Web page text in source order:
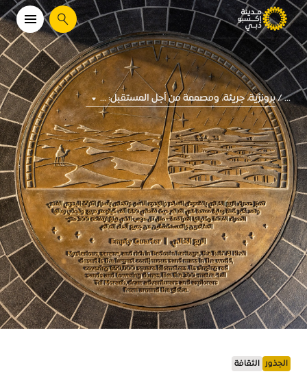
يبحث
... برونزية، جريئة، ومصممة من أجل المستقبل: ...
الجذور الثقافة